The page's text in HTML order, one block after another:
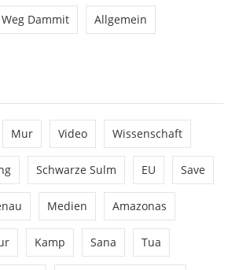
Weg Dammit Allgemein
Mur Video Wissenschaft
Schwarze Sulm EU Save
Medien Amazonas
Kamp Sana Tua